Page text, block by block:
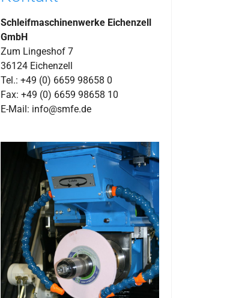
Schleifmaschinenwerke Eichenzell
GmbH
Zum Lingeshof 7
36124 Eichenzell
Tel.: +49 (0) 6659 98658 0
Fax: +49 (0) 6659 98658 10
E-Mail: info@smfe.de